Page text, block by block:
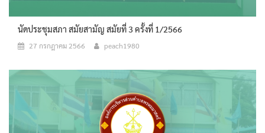
นัดประชุมสภา สมัยสามัญ สมัยที่ 3 ครั้งที่ 1/2566
27 กรกฎาคม 2566 peach1980